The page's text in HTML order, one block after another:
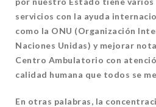
servicios con la ayuda
como la ONU (Organización
Naciones Unidas) y mejorar
Centro Ambulatorio con
calidad humana que todos se
En otras palabras, la